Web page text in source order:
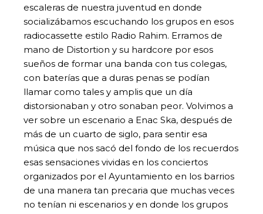
escaleras de nuestra juventud en donde
socializábamos escuchando los grupos en esos
radiocassette estilo Radio Rahim. Erramos de
mano de Distortion y su hardcore por esos
sueños de formar una banda con tus colegas,
con baterías que a duras penas se podían
llamar como tales y amplis que un día
distorsionaban y otro sonaban peor. Volvimos a
ver sobre un escenario a Enac Ska, después de
más de un cuarto de siglo, para sentir esa
música que nos sacó del fondo de los recuerdos
esas sensaciones vividas en los conciertos
organizados por el Ayuntamiento en los barrios
de una manera tan precaria que muchas veces
no tenían ni escenarios y en donde los grupos